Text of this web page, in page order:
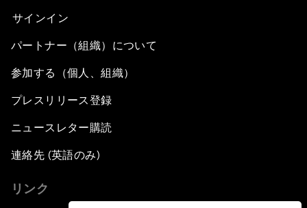
サインイン
パートナー（組織）について
参加する（個人、組織）
プレスリリース登録
ニュースレター購読
連絡先 (英語のみ)
リンク